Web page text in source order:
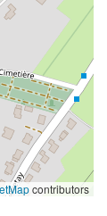
contributors